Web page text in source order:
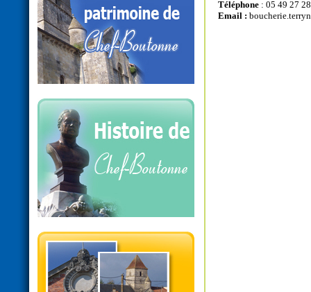
Téléphone : 05 49 27
Email :